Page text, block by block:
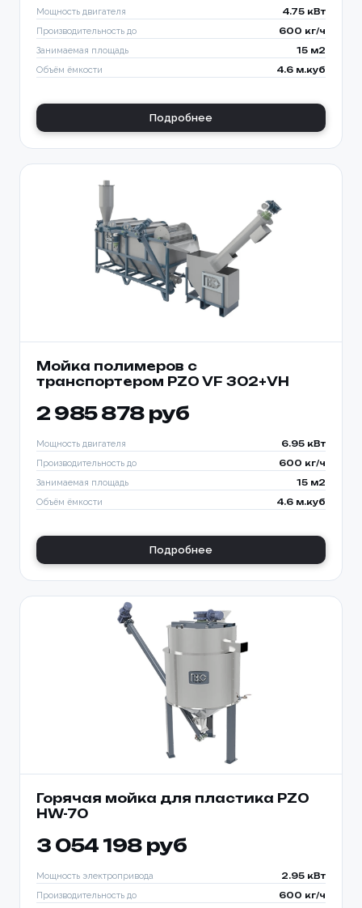
Мощность двигателя 4.75 кВт
Производительность до 600 кг/ч
Занимаемая площадь 15 м2
Объём ёмкости 4.6 м.куб
Подробнее
Мойка полимеров с
транспортером PZO VF 302+VH
2 985 878 руб
Мощность двигателя 6.95 кВт
Производительность до 600 кг/ч
Занимаемая площадь 15 м2
Объём ёмкости 4.6 м.куб
Подробнее
Горячая мойка для пластика PZO
HW-70
3 054 198 руб
Мощность электропривода 2.95 кВт
Производительность до 600 кг/ч